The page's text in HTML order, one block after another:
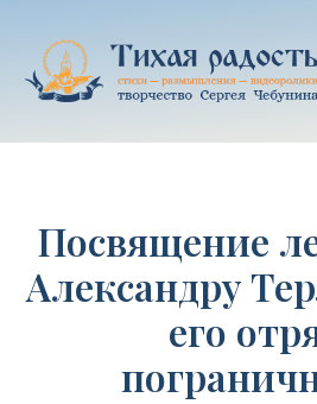
содержимому
Посвящение
Александру
его